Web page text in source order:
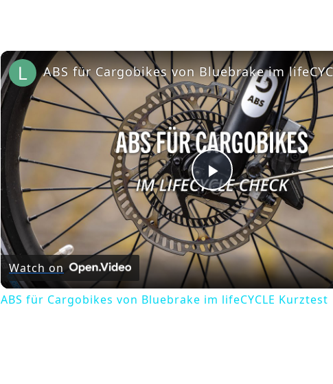
Play
Video
Watch on
ABS für Cargobikes von Bluebrake im lifeCYCLE Kurztest